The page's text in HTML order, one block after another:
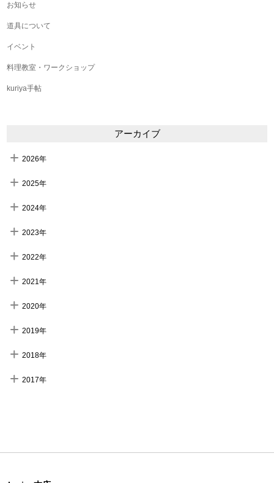
お知らせ
道具について
イベント
料理教室・ワークショップ
kuriya手帖
アーカイブ
2026年
2025年
2024年
2023年
2022年
2021年
2020年
2019年
2018年
2017年